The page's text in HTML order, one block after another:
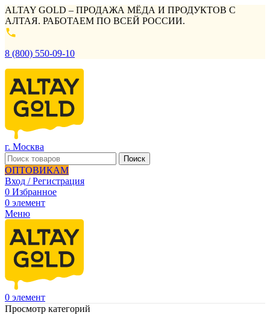
ALTAY GOLD – ПРОДАЖА МЁДА И ПРОДУКТОВ С
АЛТАЯ. РАБОТАЕМ ПО ВСЕЙ РОССИИ.
8 (800) 550-09-10
г. Москва
Поиск
ОПТОВИКАМ
Вход / Регистрация
0 Избранное
0 элемент
Меню
0 элемент
Просмотр категорий